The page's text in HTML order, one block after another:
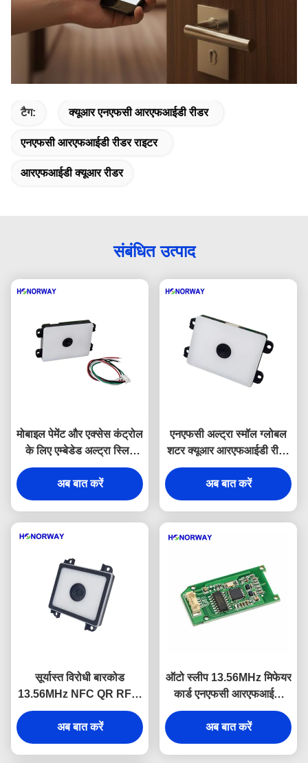
टैग: क्यूआर एनएफसी आरएफआईडी रीडर
एनएफसी आरएफआईडी रीडर राइटर
आरएफआईडी क्यूआर रीडर
संबंधित उत्पाद
मोबाइल पेमेंट और एक्सेस कंट्रोल
के लिए एम्बेडेड अल्ट्रा स्लिम
एनएफसी ईएमवी क्यूआर
आरएफआईडी रीडर
अब बात करें
एनएफसी अल्ट्रा स्मॉल ग्लोबल
शटर क्यूआर आरएफआईडी रीडर
मॉड्यूल
अब बात करें
सूर्यास्त विरोधी बारकोड
13.56MHz NFC QR RFID
रीडर के साथ सीरियल पोर्ट के
साथ टर्नस्टाइल के लिए
अब बात करें
ऑटो स्लीप 13.56MHz मिफेयर
कार्ड एनएफसी आरएफआईडी
रीडर राइटर मॉड्यूल एक्सेस
कंट्रोल सिस्टम के लिए
अब बात करें